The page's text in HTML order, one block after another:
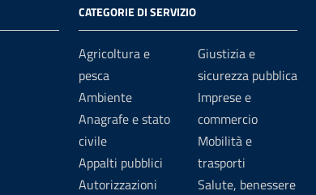
CATEGORIE DI SERVIZIO
Agricoltura e
pesca
Ambiente
Anagrafe e stato
civile
Appalti pubblici
Autorizzazioni
Giustizia e
sicurezza pubblica
Imprese e
commercio
Mobilità e
trasporti
Salute, benessere